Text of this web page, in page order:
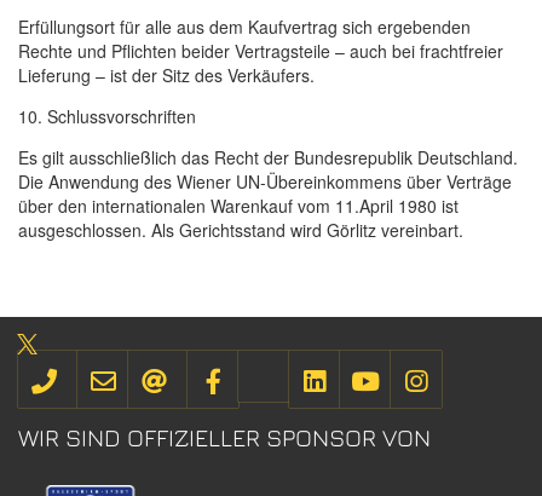
Erfüllungsort für alle aus dem Kaufvertrag sich ergebenden
Rechte und Pflichten beider Vertragsteile – auch bei frachtfreier
Lieferung – ist der Sitz des Verkäufers.
10. Schlussvorschriften
Es gilt ausschließlich das Recht der Bundesrepublik Deutschland.
Die Anwendung des Wiener UN-Übereinkommens über Verträge
über den internationalen Warenkauf vom 11.April 1980 ist
ausgeschlossen. Als Gerichtsstand wird Görlitz vereinbart.
WIR SIND OFFIZIELLER SPONSOR VON